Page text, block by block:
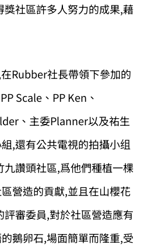
社區許多人努力的成果,藉
Rubber社長帶領下參加的
Scale、PP Ken、
、主委Planner以及祐生
,還有公共電視的拍攝小组
讚頭社區,爲他們種植一棵
營造的貢獻,並且在山櫻花
審委員,對於社區營造應有
鵝卵石,場面簡單而隆重,受